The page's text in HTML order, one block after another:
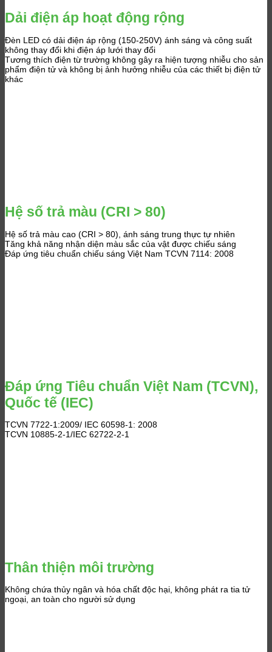
Dải điện áp hoạt động rộng
Đèn LED có dải điện áp rộng (150-250V) ánh sáng và công suất
không thay đổi khi điện áp lưới thay đổi
Tương thích điện từ trường không gây ra hiện tượng nhiễu cho sản
phẩm điện tử và không bị ảnh hưởng nhiễu của các thiết bị điện tử
khác
Hệ số trả màu (CRI > 80)
Hệ số trả màu cao (CRI > 80), ánh sáng trung thực tự nhiên
Tăng khả năng nhận diện màu sắc của vật được chiếu sáng
Đáp ứng tiêu chuẩn chiếu sáng Việt Nam TCVN 7114: 2008
Đáp ứng Tiêu chuẩn Việt Nam (TCVN),
Quốc tế (IEC)
TCVN 7722-1:2009/ IEC 60598-1: 2008
TCVN 10885-2-1/IEC 62722-2-1
Thân thiện môi trường
Không chứa thủy ngân và hóa chất độc hại, không phát ra tia tử
ngoại, an toàn cho người sử dụng